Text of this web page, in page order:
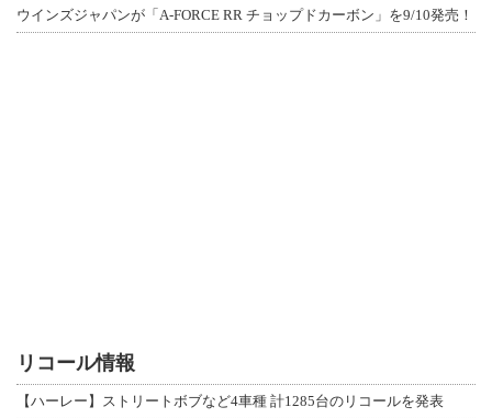
ウインズジャパンが「A-FORCE RR チョップドカーボン」を9/10発売！
リコール情報
【ハーレー】ストリートボブなど4車種 計1285台のリコールを発表